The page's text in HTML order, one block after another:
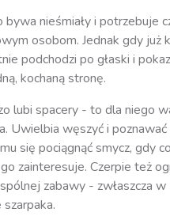
nieśmiały i potrzebuje
osobom. Jednak gdy już
podchodzi po głaski i
kochaną stronę.
lubi spacery - to dla niego
Uwielbia węszyć i
się pociągnąć smycz, gdy
zainteresuje. Czerpie też
zabawy - zwłaszcza w
szarpaka.